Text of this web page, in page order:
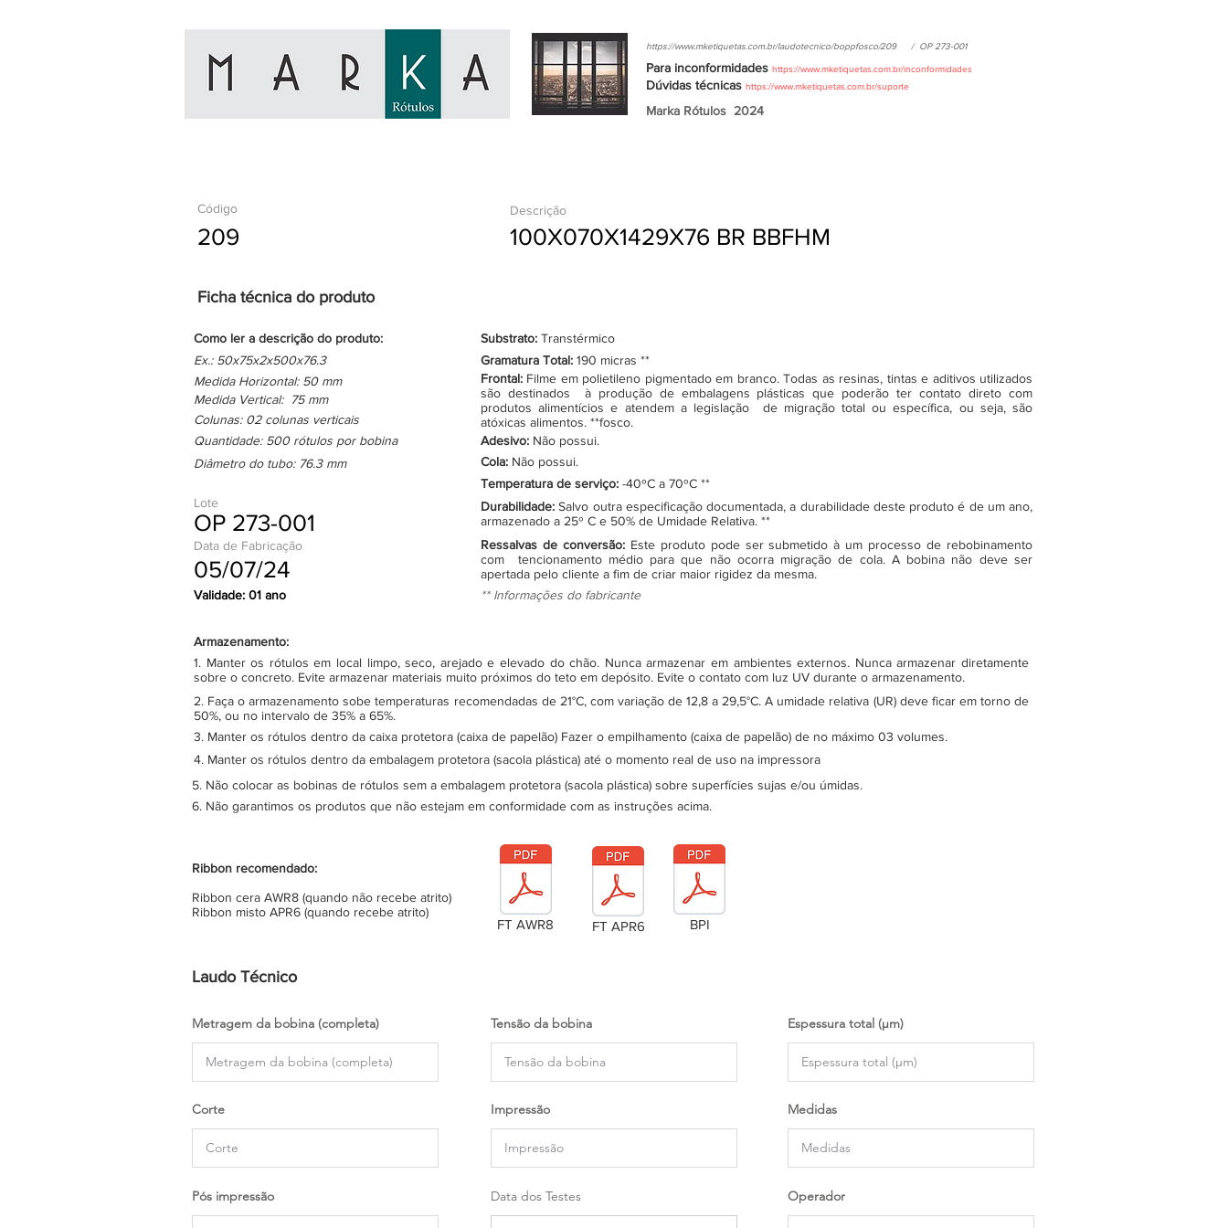
https://www.mketiquetas.com.br/laudotecnico/boppfosco/209 / OP 273-001
Para inconformidades https://www.mketiquetas.com.br/inconformidades
Dúvidas técnicas https://www.mketiquetas.com.br/suporte
Marka Rótulos 2024
Código
209
Descrição
100X070X1429X76 BR BBFHM
Ficha técnica do produto
Como ler a descrição do produto: Substrato: Transtérmico
Ex.: 50x75x2x500x76.3
Medida Horizontal: 50 mm
Medida Vertical: 75 mm
Colunas: 02 colunas verticais
Quantidade: 500 rótulos por bobina
Gramatura Total: 190 micras **
Frontal: Filme em polietileno pigmentado em branco. Todas as resinas, tintas e aditivos utilizados
são destinados à produção de embalagens plásticas que poderão ter contato direto com
produtos alimentícios e atendem a legislação de migração total ou específica, ou seja, são
atóxicas alimentos. **fosco.
Adesivo: Não possui.
Diâmetro do tubo: 76.3 mm
Cola: Não possui.
Temperatura de serviço: -40ºC a 70ºC **
Lote
OP 273-001
Data de Fabricação
05/07/24
Validade: 01 ano
Durabilidade:Salvo outra especificação documentada, a durabilidade deste produto é de um ano,
armazenado a 25º C e 50% de Umidade Relativa. **
Ressalvas de conversão: Este produto pode ser submetido à um processo de rebobinamento
com tencionamento médio para que não ocorra migração de cola. A bobina não deve ser
apertada pelo cliente a fim de criar maior rigidez da mesma.
** Informações do fabricante
Armazenamento:
1. Manter os rótulos em local limpo, seco, arejado e elevado do chão. Nunca armazenar em ambientes externos. Nunca armazenar diretamente
sobre o concreto. Evite armazenar materiais muito próximos do teto em depósito. Evite o contato com luz UV durante o armazenamento.
2. Faça o armazenamento sobe temperaturas recomendadas de 21°C, com variação de 12,8 a 29,5°C. A umidade relativa (UR) deve ficar em torno de
50%, ou no intervalo de 35% a 65%.
3. Manter os rótulos dentro da caixa protetora (caixa de papelão) Fazer o empilhamento (caixa de papelão) de no máximo 03 volumes.
4. Manter os rótulos dentro da embalagem protetora (sacola plástica) até o momento real de uso na impressora
5. Não colocar as bobinas de rótulos sem a embalagem protetora (sacola plástica) sobre superfícies sujas e/ou úmidas.
6. Não garantimos os produtos que não estejam em conformidade com as instruções acima.
Ribbon recomendado:
Ribbon cera AWR8 (quando não recebe atrito)
Ribbon misto APR6 (quando recebe atrito)
FT AWR8 FT APR6 BPI
Laudo Técnico
Metragem da bobina (completa)
Corte
Pós impressão
Tensão da bobina
Impressão
Data dos Testes
Espessura total (µm)
Medidas
Operador